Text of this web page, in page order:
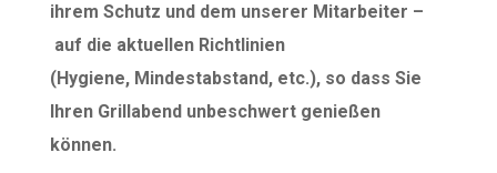
ihrem Schutz und dem unserer Mitarbeiter –
auf die aktuellen Richtlinien
(Hygiene, Mindestabstand, etc.), so dass Sie
Ihren Grillabend unbeschwert genießen
können.